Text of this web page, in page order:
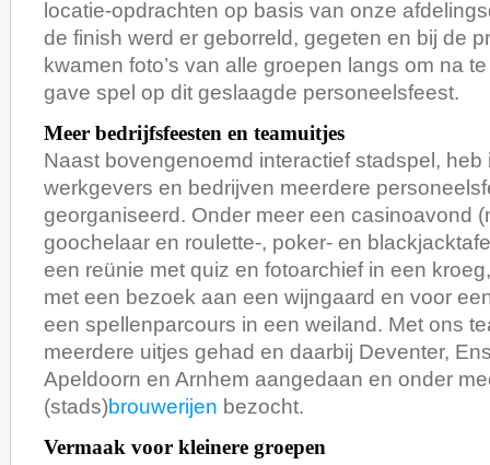
locatie-opdrachten op basis van onze
de finish werd er geborreld, gegeten en bij de
kwamen foto’s van alle groepen langs om na
gave spel op dit geslaagde personeelsfeest.
Meer bedrijfsfeesten en teamuitjes
Naast bovengenoemd interactief stadspel, heb
werkgevers en bedrijven meerdere
georganiseerd. Onder meer een casinoavond
goochelaar en roulette-, poker- en
een reünie met quiz en fotoarchief in een
met een bezoek aan een wijngaard en voor
een spellenparcours in een weiland. Met ons
meerdere uitjes gehad en daarbij Deventer,
Apeldoorn en Arnhem aangedaan en onder
(stads)brouwerijen bezocht.
Vermaak voor kleinere groepen